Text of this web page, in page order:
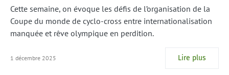
Cette semaine, on évoque les défis de l’organisation de la
Coupe du monde de cyclo-cross entre internationalisation
manquée et rêve olympique en perdition.
1 décembre 2025 Lire plus